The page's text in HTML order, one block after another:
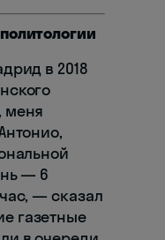
в 2018
меня
— 6
— сказал
газетные